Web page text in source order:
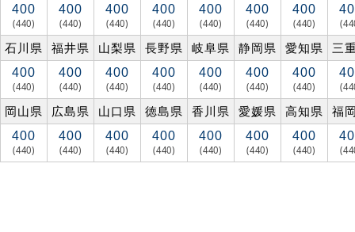
400
(440)
400
(440)
400
(440)
400
(440)
400
(440)
400
(440)
400
(440)
石川県 福井県 山梨県 長野県 岐阜県 静岡県 愛知県 三
400
(440)
400
(440)
400
(440)
400
(440)
400
(440)
400
(440)
400
(440)
岡山県 広島県 山口県 徳島県 香川県 愛媛県 高知県 福
400
(440)
400
(440)
400
(440)
400
(440)
400
(440)
400
(440)
400
(440)